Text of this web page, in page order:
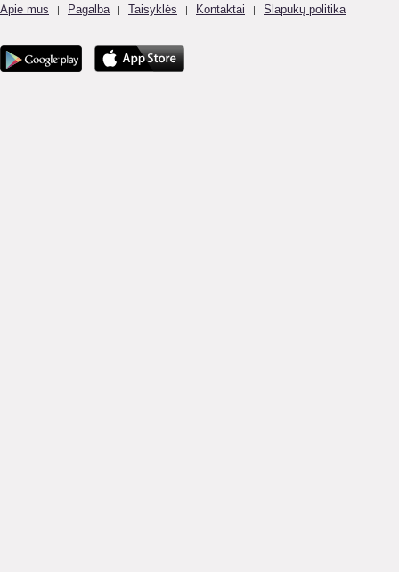
Apie mus | Pagalba | Taisyklės | Kontaktai | Slapukų politika